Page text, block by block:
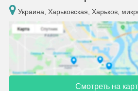
Украина, Харьковская, Харьков,
Смотреть на